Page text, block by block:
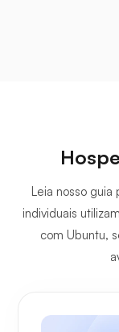
Leia nosso
individuais
com Ubuntu,